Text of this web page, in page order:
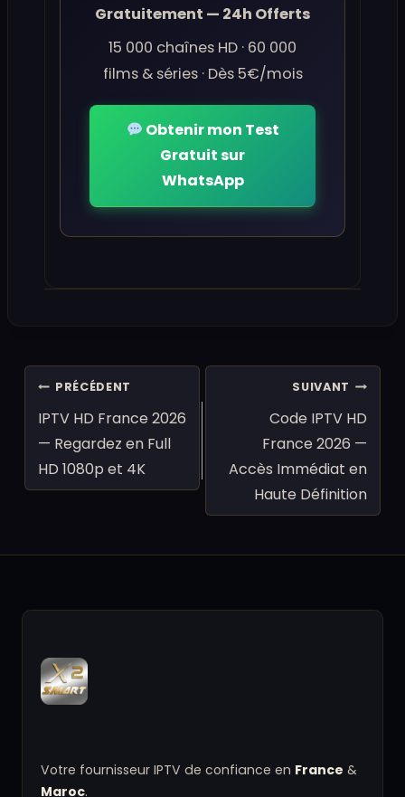
Gratuitement — 24h Offerts
15 000 chaînes HD · 60 000
films & séries · Dès 5€/mois
Obtenir mon Test
Gratuit sur
WhatsApp
Navigation
l’article
PRÉCÉDENT
IPTV HD France 2026
— Regardez en Full
HD 1080p et 4K
SUIVANT
Code IPTV HD
France 2026 —
Accès Immédiat en
Haute Définition
Votre fournisseur IPTV de confiance en France &
Maroc.